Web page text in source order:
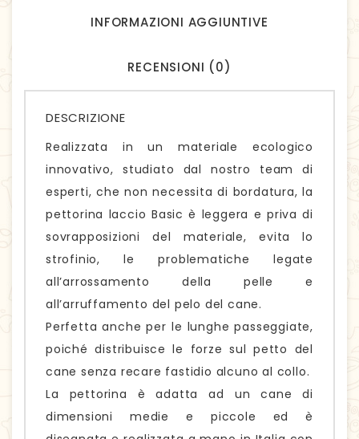
INFORMAZIONI AGGIUNTIVE
RECENSIONI (0)
DESCRIZIONE
Realizzata in un materiale ecologico
innovativo, studiato dal nostro team di
esperti, che non necessita di bordatura, la
pettorina laccio Basic è leggera e priva di
sovrapposizioni del materiale, evita lo
strofinio, le problematiche legate
all’arrossamento della pelle e
all’arruffamento del pelo del cane.
Perfetta anche per le lunghe passeggiate,
poiché distribuisce le forze sul petto del
cane senza recare fastidio alcuno al collo.
La pettorina è adatta ad un cane di
dimensioni medie e piccole ed è